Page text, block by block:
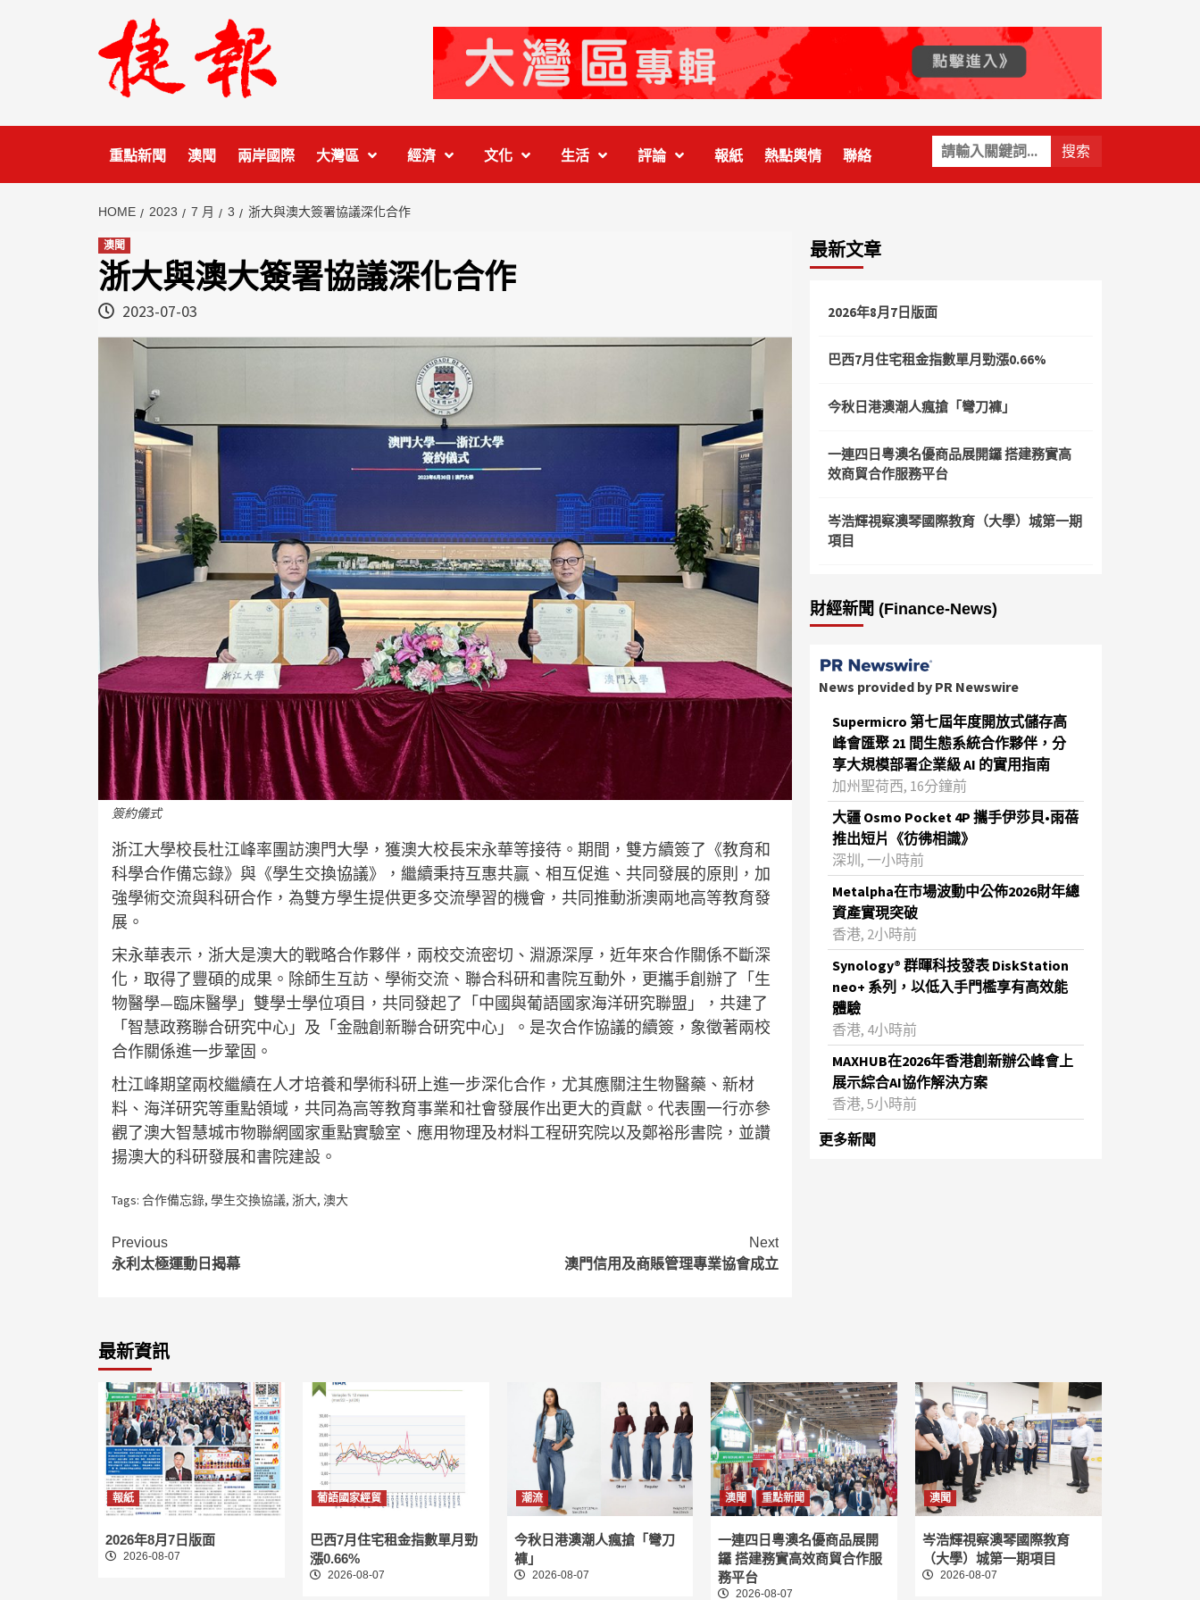
關
鍵
字:
重點新聞 澳聞 兩岸國際 大灣區 經濟 文化 生活 評論 報紙 熱點輿情 聯絡
HOME 2023 7 月 3 浙大與澳大簽署協議深化合作
澳聞
浙大與澳大簽署協議深化合作
2023-07-03
簽約儀式
浙江大學校長杜江峰率團訪澳門大學，獲澳大校長宋永華等接待。期間，雙方續簽了《教育和
科學合作備忘錄》與《學生交換協議》，繼續秉持互惠共贏、相互促進、共同發展的原則，加
強學術交流與科研合作，為雙方學生提供更多交流學習的機會，共同推動浙澳兩地高等教育發
展。
宋永華表示，浙大是澳大的戰略合作夥伴，兩校交流密切、淵源深厚，近年來合作關係不斷深
化，取得了豐碩的成果。除師生互訪、學術交流、聯合科研和書院互動外，更攜手創辦了「生
物醫學—臨床醫學」雙學士學位項目，共同發起了「中國與葡語國家海洋研究聯盟」，共建了
「智慧政務聯合研究中心」及「金融創新聯合研究中心」。是次合作協議的續簽，象徵著兩校
合作關係進一步鞏固。
杜江峰期望兩校繼續在人才培養和學術科研上進一步深化合作，尤其應關注生物醫藥、新材
料、海洋研究等重點領域，共同為高等教育事業和社會發展作出更大的貢獻。代表團一行亦參
觀了澳大智慧城市物聯網國家重點實驗室、應用物理及材料工程研究院以及鄭裕彤書院，並讚
揚澳大的科研發展和書院建設。
Tags: 合作備忘錄, 學生交換協議, 浙大, 澳大
Continue
Reading
Previous
永利太極運動日揭幕
Next
澳門信用及商賬管理專業協會成立
最新文章
2026年8月7日版面
巴西7月住宅租金指數單月勁漲0.66%
今秋日港澳潮人瘋搶「彎刀褲」
一連四日粵澳名優商品展開鑼 搭建務實高
效商貿合作服務平台
岑浩輝視察澳琴國際教育（大學）城第一期
項目
財經新聞 (Finance-News)
News provided by PR Newswire
Supermicro 第七屆年度開放式儲存高
峰會匯聚 21 間生態系統合作夥伴，分
享大規模部署企業級 AI 的實用指南
加州聖荷西, 16分鐘前
大疆 Osmo Pocket 4P 攜手伊莎貝•雨蓓
推出短片《彷彿相識》
深圳, 一小時前
Metalpha在市場波動中公佈2026財年總
資產實現突破
‌香港, 2小時前
Synology® 群暉科技發表 DiskStation
neo+ 系列，以低入手門檻享有高效能
體驗
香港, 4小時前
MAXHUB在2026年香港創新辦公峰會上
展示綜合AI協作解決方案
香港, 5小時前
更多新聞
最新資訊
報紙
2026年8月7日版面
2026-08-07
葡語國家經貿
巴西7月住宅租金指數單月勁
漲0.66%
2026-08-07
潮流
今秋日港澳潮人瘋搶「彎刀
褲」
2026-08-07
澳聞 重點新聞
一連四日粵澳名優商品展開
鑼 搭建務實高效商貿合作服
務平台
2026-08-07
澳聞
岑浩輝視察澳琴國際教育
（大學）城第一期項目
2026-08-07